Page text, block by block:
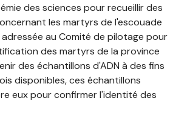
des sciences pour recueillir des
les martyrs de l'escouade
adressée au Comité de pilotage pour
des martyrs de la province
des échantillons d'ADN à des fins
disponibles, ces échantillons
eux pour confirmer l'identité des